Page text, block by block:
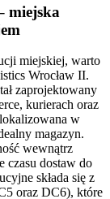
miejska
miejskiej, warto
Wrocław II.
zaprojektowany
kurierach oraz
w
magazyn.
wewnątrz
czasu dostaw do
składa się z
oraz DC6), które